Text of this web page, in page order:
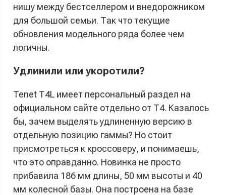
нишу между бестселлером и внедорожником
для большой семьи. Так что текущие
обновления модельного ряда более чем
логичны.
Удлинили или укоротили?
Tenet T4L имеет персональный раздел на
официальном сайте отдельно от T4. Казалось
бы, зачем выделять удлиненную версию в
отдельную позицию гаммы? Но стоит
присмотреться к кроссоверу, и понимаешь,
что это оправданно. Новинка не просто
прибавила 186 мм длины, 50 мм высоты и 40
мм колесной базы. Она построена на базе